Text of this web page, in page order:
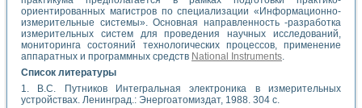
ориентированных магистров по специализации «Информационно-
измерительные системы». Основная направленность -разработка
измерительных систем для проведения научных исследований,
мониторинга состояний технологических процессов, применение
аппаратных и программных средств National Instruments.
Список литературы
1. B.C. Путников Интегральная электроника в измерительных
устройствах. Ленинград.: Энергоатомиздат, 1988. 304 с.